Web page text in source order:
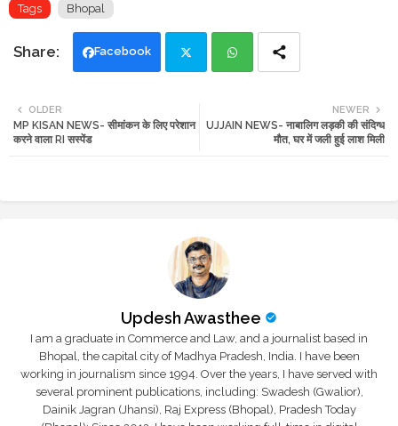
Tags Bhopal
Facebook
tte ats
NEWER
UJJAIN NEWS- नाबालिग लड़की की संदिग्ध
मौत, घर में जली हुई लाश मिली
OLDER
MP KISAN NEWS- सीमांकन के लिए परेशान
करने वाला RI सस्पेंड
Updesh Awasthee
I am a graduate in Commerce and Law, and a journalist based in
Bhopal, the capital city of Madhya Pradesh, India. I have been
working in journalism since 1994. Over the years, I have served with
several prominent publications, including: Swadesh (Gwalior),
Dainik Jagran (Jhansi), Raj Express (Bhopal), Pradesh Today